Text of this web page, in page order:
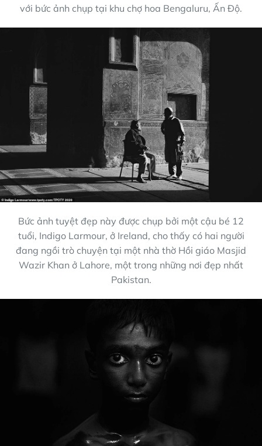
với bức ảnh chụp tại khu chợ hoa Bengaluru, Ấn Độ.
Bức ảnh tuyệt đẹp này được chụp bởi một cậu bé 12
tuổi, Indigo Larmour, ở Ireland, cho thấy có hai người
đang ngồi trò chuyện tại một nhà thờ Hồi giáo Masjid
Wazir Khan ở Lahore, một trong những nơi đẹp nhất
Pakistan.